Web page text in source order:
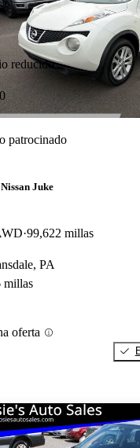
reducido
patrocinado
Juke
99,622 millas
PA
millas
oferta